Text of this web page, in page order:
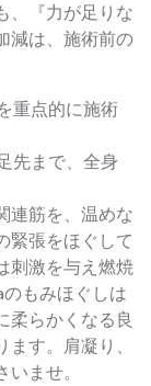
、『力が足りな
減は、施術前の
重点的に施術
先まで、全身
連筋を、温めな
緊張をほぐして
刺激を与え燃焼
もみほぐしは
柔らかくなる良
す。肩凝り、
ませ。